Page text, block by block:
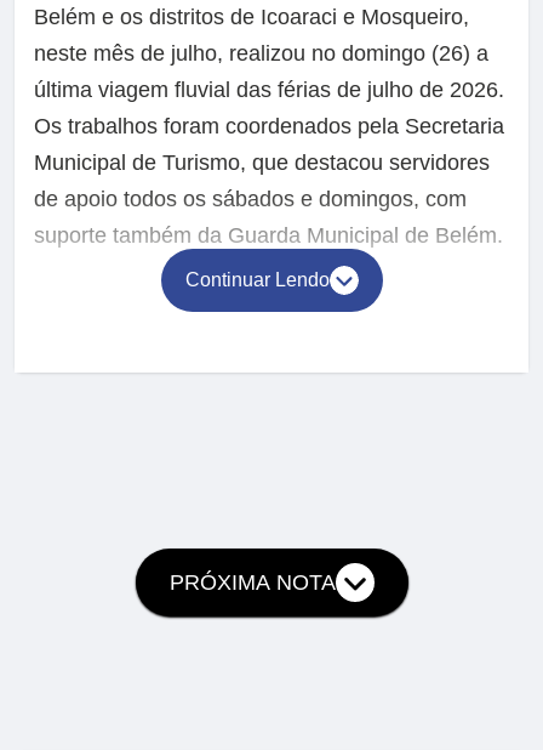
Belém e os distritos de Icoaraci e Mosqueiro,
neste mês de julho, realizou no domingo (26) a
última viagem fluvial das férias de julho de 2026.
Os trabalhos foram coordenados pela Secretaria
Municipal de Turismo, que destacou servidores
de apoio todos os sábados e domingos, com
suporte também da Guarda Municipal de Belém.
Continuar Lendo
PRÓXIMA NOTA